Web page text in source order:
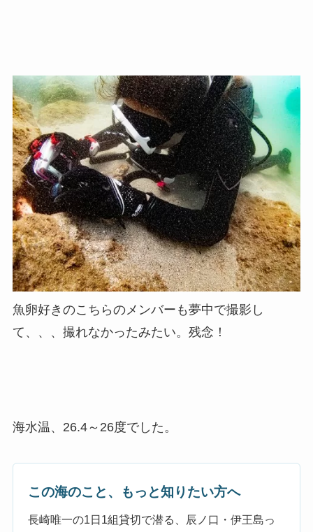
魚卵好きのこちらのメンバーも夢中で撮影し
て、、、撮れなかったみたい。残念！
海水温、26.4～26度でした。
この海のこと、もっと知りたい方へ
長崎唯一の1日1組貸切で潜る、辰ノ口・伊王島っ